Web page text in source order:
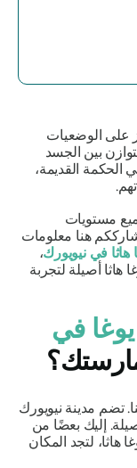
على الوضعيات
بين الجسد
القديمة،
مستويات
هنا معلومات
هاثا في نيويورك،
أصيلة لتجربة
في
تضم مدينة نيويورك
إليك بعضًا من
لتجد المكان